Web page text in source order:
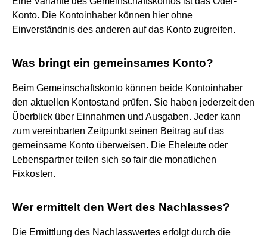
Konto. Die Kontoinhaber können hier ohne
Einverständnis des anderen auf das Konto zugreifen.
Was bringt ein gemeinsames Konto?
Beim Gemeinschaftskonto können beide Kontoinhaber
den aktuellen Kontostand prüfen. Sie haben jederzeit den
Überblick über Einnahmen und Ausgaben. Jeder kann
zum vereinbarten Zeitpunkt seinen Beitrag auf das
gemeinsame Konto überweisen. Die Eheleute oder
Lebenspartner teilen sich so fair die monatlichen
Fixkosten.
Wer ermittelt den Wert des Nachlasses?
Die Ermittlung des Nachlasswertes erfolgt durch die